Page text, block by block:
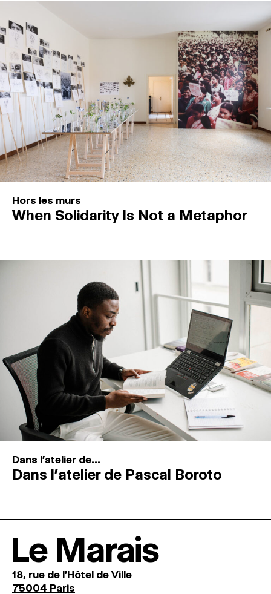
Hors les murs
When Solidarity Is Not a Metaphor
Dans l'atelier de...
Dans l’atelier de Pascal Boroto
Le Marais
18, rue de l'Hôtel de Ville
75004 Paris